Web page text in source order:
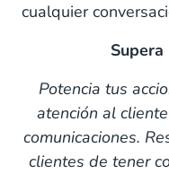
cualquier
Potencia tus
atención al
comunicaciones.
clientes de tener